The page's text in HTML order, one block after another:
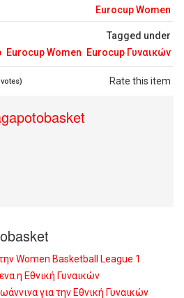
Eurocup Women
Tagged under
Eurocup Women Eurocup Γυναικών
Rate this item
Women Basketball League 1
η Εθνική Γυναικών
για την Εθνική Γυναικών